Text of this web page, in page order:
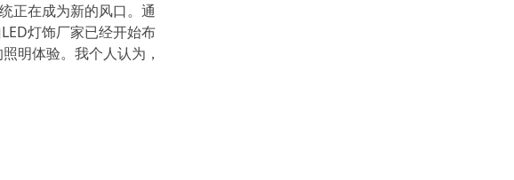
正在成为新的风口。通
灯饰厂家已经开始布
明体验。我个人认为，